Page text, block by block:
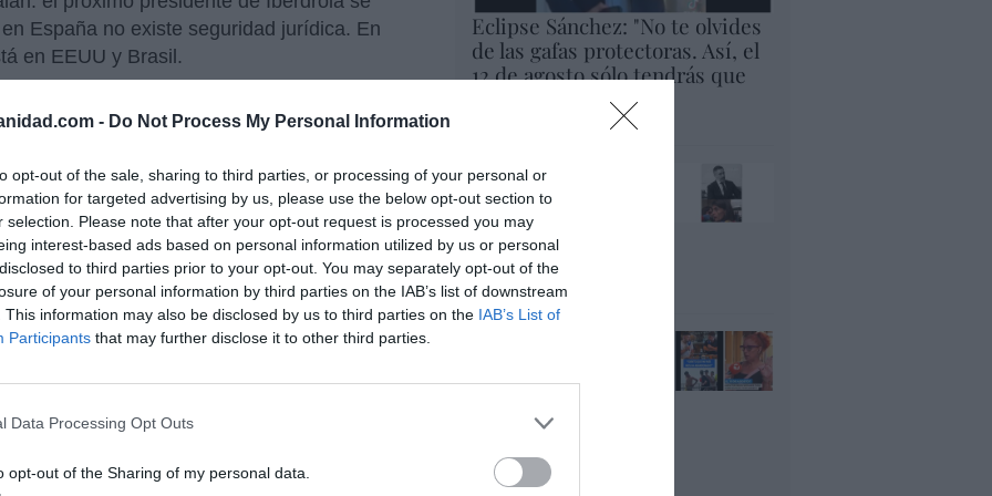
- Do Not Process My Personal Information
opt-out of the sale, sharing to third parties, or processing of your personal or
for targeted advertising by us, please use the below opt-out section to
selection. Please note that after your opt-out request is processed you may
interest-based ads based on personal information utilized by us or personal
to third parties prior to your opt-out. You may separately opt-out of the
of your personal information by third parties on the IAB’s list of downstream
This information may also be disclosed by us to third parties on the IAB’s List of
Participants that may further disclose it to other third parties.
Data Processing Opt Outs
opt-out of the Sharing of my personal data.
España no existe seguridad jurídica. En
en EEUU y Brasil.
"- ha servido para que Galán ya ni se
ahora es Estados Unidos -donde, además
cotizada- donde considera que exige más
y más claridad de ideas.
que el Gobierno Sánchez es una
debe ser más internacional. En concreto,
de negocio en Europa, como
de ser prioritaria e Iberdrola España
resultados.
que el hijo de Galán, José
Eclipse Sánchez: "No te olvides
de las gafas protectoras. Así, el
12 de agosto sólo tendrás que
Vox pide devolver a los
hijos con sus padres...
y es fascista...el PNV
opina lo mismo... y es
progresista
Redacción
abandonado a su país,
porque Ceuta es
España. Tenemos un
Gobierno en
connivencia con